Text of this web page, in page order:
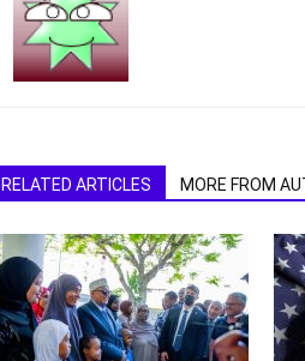
RELATED ARTICLES MORE FROM